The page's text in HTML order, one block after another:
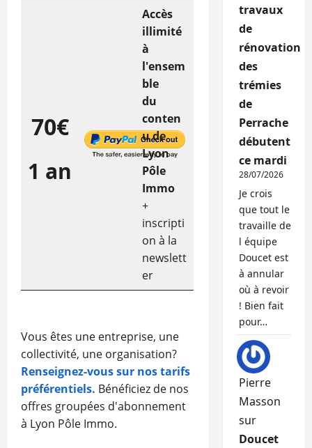
70€
1 an
Accès
illimité
à
l'ensem
ble
du
conten
u de
Lyon
Pôle
Immo
+
inscripti
on à la
newslett
er
Vous êtes une entreprise, une
collectivité, une organisation?
Renseignez-vous sur nos tarifs
préférentiels. Bénéficiez de nos
offres groupées d'abonnement
à Lyon Pôle Immo.
travaux
de
rénovation
des
trémies
de
Perrache
débutent
ce mardi
28/07/2026
Je crois
que tout le
travaille de
l équipe
Doucet est
à annular
où à revoir
! Bien fait
pour…
Pierre
Masson
sur
Doucet